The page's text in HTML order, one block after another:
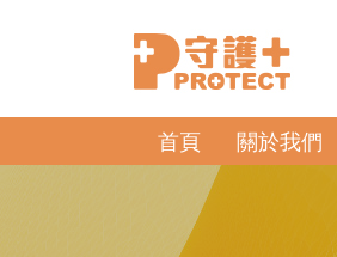
首頁 關於我們